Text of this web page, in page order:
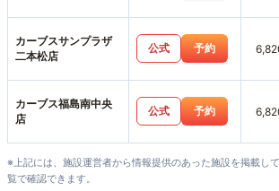
カーブスサンプラザ
二本松店
公式 予約
カーブス福島南中央
店
公式 予約
※上記には、施設運営者から情報提供のあった施設を掲載し
覧で確認できます。